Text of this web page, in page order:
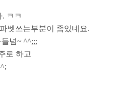
ㅋㅋ
벳쓰는부분이 좀있네요.
넘~ ^^;;;
로 하고